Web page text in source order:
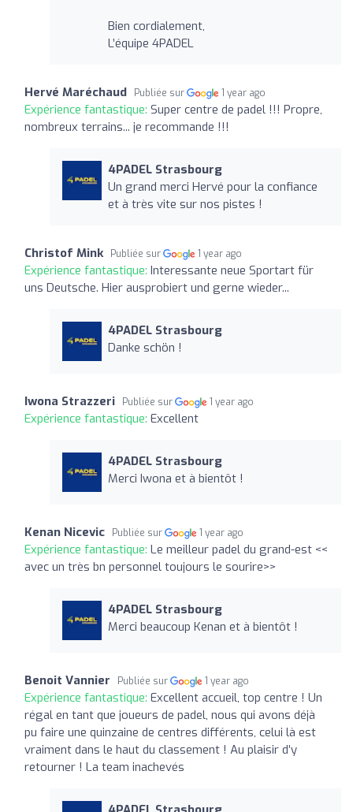
Bien cordialement,
L’équipe 4PADEL
Hervé Maréchaud Publiée sur 1 year ago
Expérience fantastique: Super centre de padel !!! Propre,
nombreux terrains... je recommande !!!
4PADEL Strasbourg
Un grand merci Hervé pour la confiance
et à très vite sur nos pistes !
Christof Mink Publiée sur 1 year ago
Expérience fantastique: Interessante neue Sportart für
uns Deutsche. Hier ausprobiert und gerne wieder...
4PADEL Strasbourg
Danke schön !
Iwona Strazzeri Publiée sur 1 year ago
Expérience fantastique: Excellent
4PADEL Strasbourg
Merci Iwona et à bientôt !
Kenan Nicevic Publiée sur 1 year ago
Expérience fantastique: Le meilleur padel du grand-est <<
avec un très bn personnel toujours le sourire>>
4PADEL Strasbourg
Merci beaucoup Kenan et à bientôt !
Benoit Vannier Publiée sur 1 year ago
Expérience fantastique: Excellent accueil, top centre ! Un
régal en tant que joueurs de padel, nous qui avons déjà
pu faire une quinzaine de centres différents, celui là est
vraiment dans le haut du classement ! Au plaisir d’y
retourner ! La team inachevés